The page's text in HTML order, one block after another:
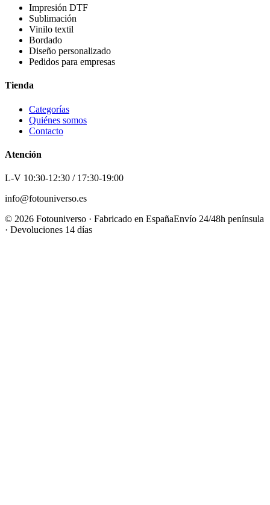
Impresión DTF
Sublimación
Vinilo textil
Bordado
Diseño personalizado
Pedidos para empresas
Tienda
Categorías
Quiénes somos
Contacto
Atención
L-V 10:30-12:30 / 17:30-19:00
info@fotouniverso.es
© 2026 Fotouniverso · Fabricado en EspañaEnvío 24/48h península
· Devoluciones 14 días